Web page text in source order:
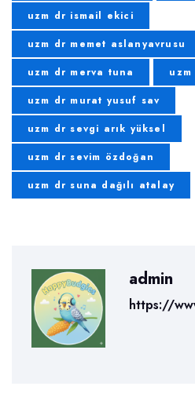
uzm dr ismail ekici
uzm dr memet aslanyavrusu
uzm dr merva tuna
uzm dr murat yusuf sav
uzm dr sevgi arık yüksel
uzm dr sevim özdoğan
uzm dr suna dağılı atalay
admin
https://